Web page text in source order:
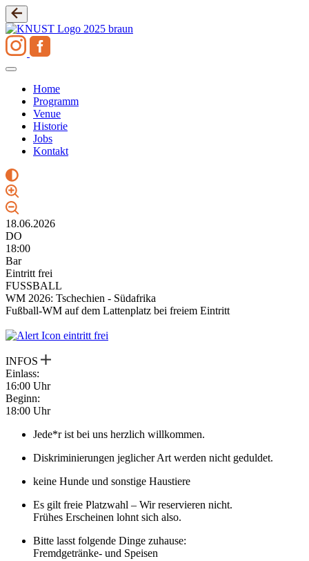
Zum
Inhalt
springen
Home
Programm
Venue
Historie
Jobs
Kontakt
18.06.2026
DO
18:00
Bar
Eintritt frei
FUSSBALL
WM 2026: Tschechien - Südafrika
Fußball-WM auf dem Lattenplatz bei freiem Eintritt
eintritt frei
INFOS
Einlass:
16:00 Uhr
Beginn:
18:00 Uhr
Jede*r ist bei uns herzlich willkommen.
Diskriminierungen jeglicher Art werden nicht geduldet.
keine Hunde und sonstige Haustiere
Es gilt freie Platzwahl – Wir reservieren nicht.
Frühes Erscheinen lohnt sich also.
Bitte lasst folgende Dinge zuhause:
Fremdgetränke- und Speisen